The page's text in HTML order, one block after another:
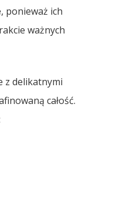
, ponieważ ich
ważnych
z delikatnymi
całość.